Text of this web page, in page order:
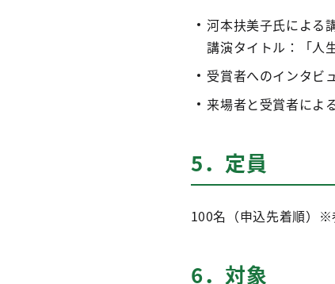
河本扶美子氏による
講演タイトル：「人
受賞者へのインタビ
来場者と受賞者によ
5．定員
100名（申込先着順）※
6．対象